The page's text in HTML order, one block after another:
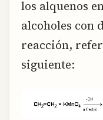
los alquenos
alcoholes con
reacción,
siguiente: